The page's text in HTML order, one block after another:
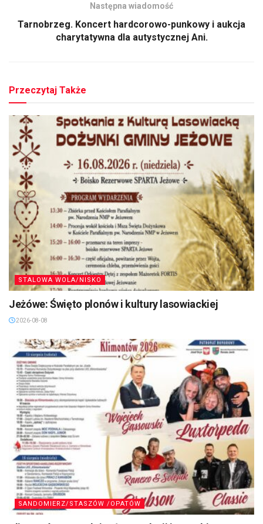
Następna wiadomość
Tarnobrzeg. Koncert hardcorowo-punkowy i aukcja
charytatywna dla autystycznej Ani.
Przeczytaj Także
STALOWA WOLA/NISKO
Jeżówe: Święto plonów i kultury lasowiackiej
2026-08-08
SANDOMIERZ/STASZÓW /OPATÓW